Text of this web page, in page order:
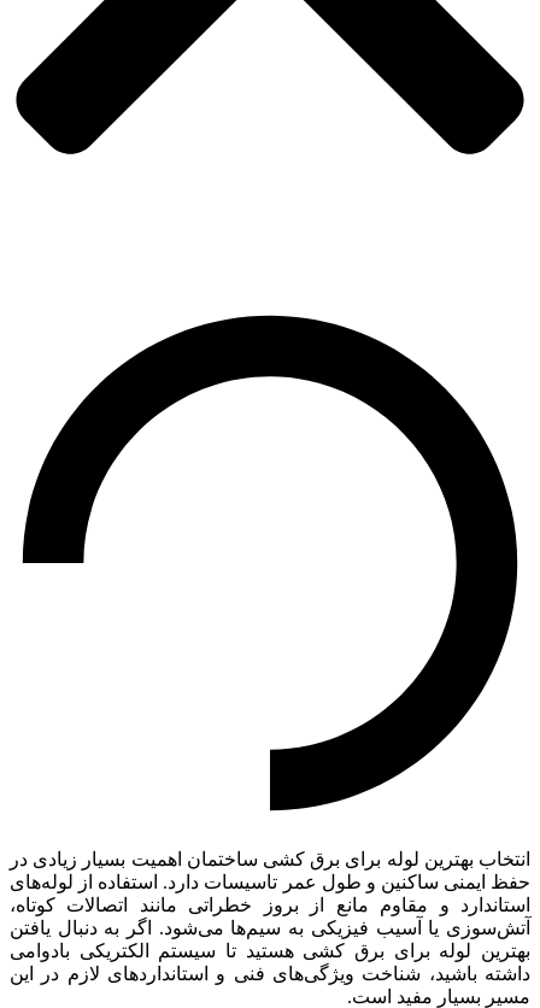
انتخاب بهترین لوله برای برق کشی ساختمان اهمیت بسیار زیادی در
حفظ ایمنی ساکنین و طول عمر تاسیسات دارد. استفاده از لوله‌های
استاندارد و مقاوم مانع از بروز خطراتی مانند اتصالات کوتاه،
آتش‌سوزی یا آسیب فیزیکی به سیم‌ها می‌شود. اگر به دنبال یافتن
بهترین لوله برای برق کشی هستید تا سیستم الکتریکی بادوامی
داشته باشید، شناخت ویژگی‌های فنی و استانداردهای لازم در این
مسیر بسیار مفید است.